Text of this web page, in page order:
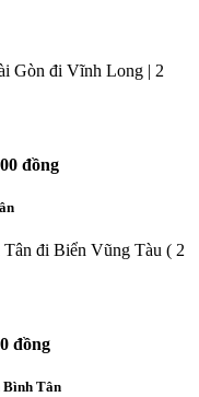
Gòn đi Vĩnh Long | 2
đồng
đi Biển Vũng Tàu ( 2
đồng
Bình Tân